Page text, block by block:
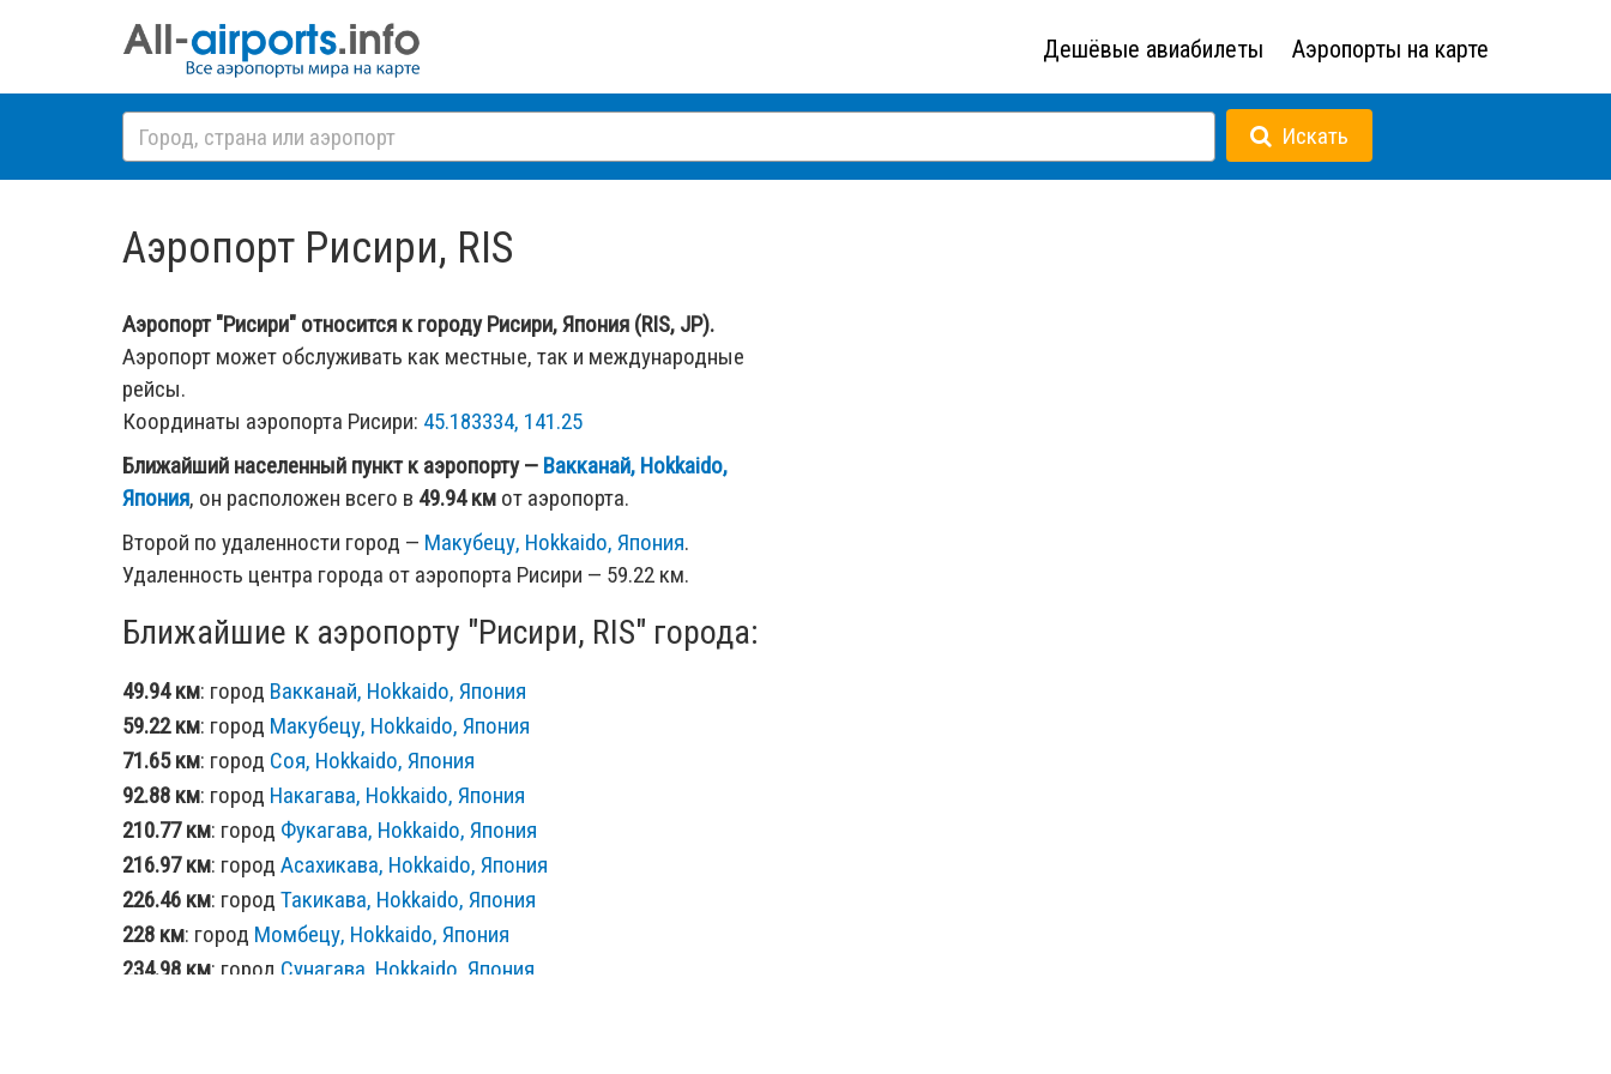
Дешёвые авиабилеты Аэропорты на карте
Искать
Аэропорт Рисири, RIS
Аэропорт "Рисири" относится к городу Рисири, Япония (RIS, JP).
Аэропорт может обслуживать как местные, так и международные
рейсы.
Координаты аэропорта Рисири: 45.183334, 141.25
Ближайший населенный пункт к аэропорту — Вакканай, Hokkaido,
Япония, он расположен всего в 49.94 км от аэропорта.
Второй по удаленности город — Макубецу, Hokkaido, Япония.
Удаленность центра города от аэропорта Рисири — 59.22 км.
Ближайшие к аэропорту "Рисири, RIS" города:
49.94 км: город Вакканай, Hokkaido, Япония
59.22 км: город Макубецу, Hokkaido, Япония
71.65 км: город Соя, Hokkaido, Япония
92.88 км: город Накагава, Hokkaido, Япония
210.77 км: город Фукагава, Hokkaido, Япония
216.97 км: город Асахикава, Hokkaido, Япония
226.46 км: город Такикава, Hokkaido, Япония
228 км: город Момбецу, Hokkaido, Япония
234.98 км: город Сунагава, Hokkaido, Япония